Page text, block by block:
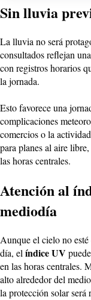
Sin lluvia
La lluvia no será
consultados reflejan
con registros horarios
la jornada.
Esto favorece una
complicaciones
comercios o la
para planes al aire
las horas centrales.
Atención al
mediodía
Aunque el cielo no
día, el índice UV
en las horas centrales.
alto alrededor del
la protección solar será